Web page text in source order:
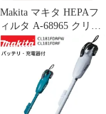
Makita マキタ HEPAフ
ィルタ A-68965 クリー
ナ用